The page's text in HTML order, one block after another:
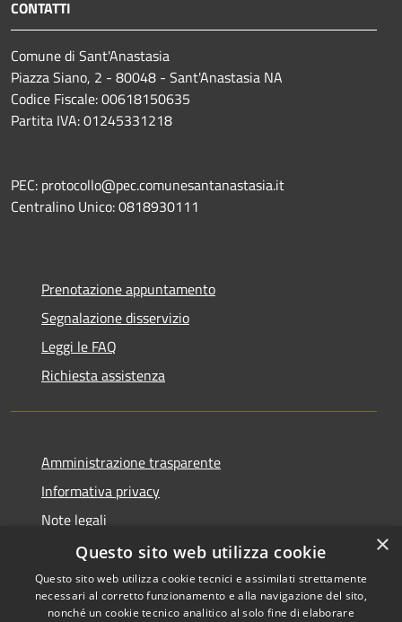
CONTATTI
Comune di Sant'Anastasia
Piazza Siano, 2 - 80048 - Sant'Anastasia NA
Codice Fiscale: 00618150635
Partita IVA: 01245331218
PEC: protocollo@pec.comunesantanastasia.it
Centralino Unico: 0818930111
Prenotazione appuntamento
Segnalazione disservizio
Leggi le FAQ
Richiesta assistenza
Amministrazione trasparente
Informativa privacy
Note legali
Dichiarazione di accessibilità
×
Questo sito web utilizza cookie
Questo sito web utilizza cookie tecnici e assimilati strettamente
necessari al corretto funzionamento e alla navigazione del sito,
nonché un cookie tecnico analitico al solo fine di elaborare